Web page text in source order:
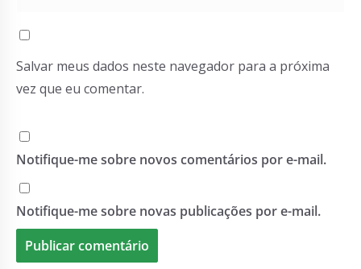
Salvar meus dados neste navegador para a próxima
vez que eu comentar.
Notifique-me sobre novos comentários por e-mail.
Notifique-me sobre novas publicações por e-mail.